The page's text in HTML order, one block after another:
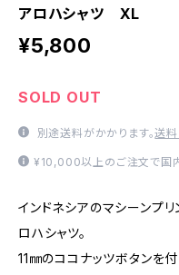
アロハシャツ XL
¥5,800
SOLD OUT
別途送料がかかります。送料
¥10,000以上のご注文で国
インドネシアのマシーンプリ
ロハシャツ。
11㎜のココナッツボタンを付